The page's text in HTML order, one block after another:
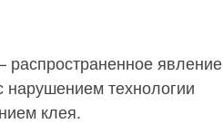
явление
технологии
клея.